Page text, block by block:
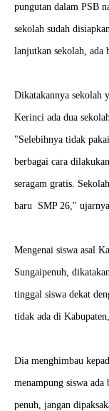
pungutan dalam PSB
sekolah sudah
lanjutkan sekolah, ada
Dikatakannya sekolah
Kerinci ada dua
"Selebihnya tidak
berbagai cara
seragam gratis.
baru SMP 26,"
Mengenai siswa asal
Sungaipenuh,
tinggal siswa dekat
tidak ada di
Dia menghimbau
menampung siswa
penuh, jangan